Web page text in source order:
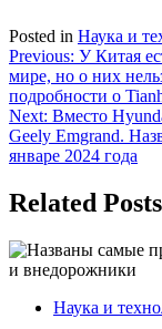
Posted in Наука и
Навигация
по
записям
Previous: У Китая
мире, но о них
подробности о
Next: Вместо
Geely Emgrand.
январе 2024 года
Related Posts
Наука и